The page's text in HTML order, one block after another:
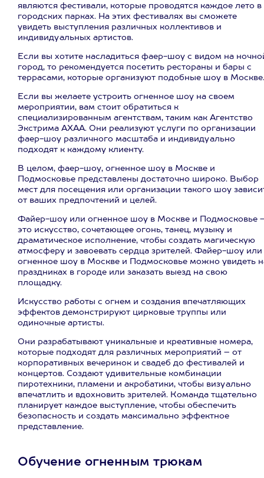
являются фестивали, которые проводятся каждое лето в
городских парках. На этих фестивалях вы сможете
увидеть выступления различных коллективов и
индивидуальных артистов.
Если вы хотите насладиться фаер-шоу с видом на
город, то рекомендуется посетить рестораны и бары с
террасами, которые организуют подобные шоу в Москве.
Если вы желаете устроить огненное шоу на своем
мероприятии, вам стоит обратиться к
специализированным агентствам, таким как Агентство
Экстрима АХАА. Они реализуют услуги по организации
фаер-шоу различного масштаба и индивидуально
подходят к каждому клиенту.
В целом, фаер-шоу, огненное шоу в Москве и
Подмосковье представлены достаточно широко. Выбор
мест для посещения или организации такого шоу
от ваших предпочтений и целей.
Файер-шоу или огненное шоу в Москве и Подмосковье
это искусство, сочетающее огонь, танец, музыку и
драматическое исполнение, чтобы создать магическую
атмосферу и завоевать сердца зрителей. Файер-шоу или
огненное шоу в Москве и Подмосковье можно увидеть
праздниках в городе или заказать выезд на свою
площадку.
Искусство работы с огнем и создания впечатляющих
эффектов демонстрируют цирковые труппы или
одиночные артисты.
Они разрабатывают уникальные и креативные номера,
которые подходят для различных мероприятий – от
корпоративных вечеринок и свадеб до фестивалей и
концертов. Создают удивительные комбинации
пиротехники, пламени и акробатики, чтобы визуально
впечатлить и вдохновить зрителей. Команда тщательно
планирует каждое выступление, чтобы обеспечить
безопасность и создать максимально эффектное
представление.
Обучение огненным трюкам